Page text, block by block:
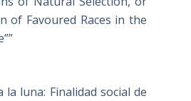
of Favoured Races in the
luna: Finalidad social de